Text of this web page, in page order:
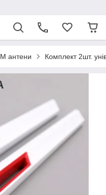
антени Комплект 2шт.